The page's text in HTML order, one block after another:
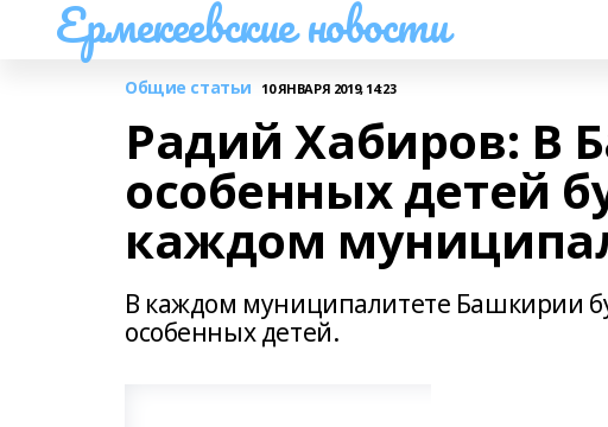
Ермекеевские новости
Общие статьи 10 ЯНВАРЯ 2019, 14:23
Радий Хабиров: В
особенных детей
каждом
В каждом муниципалитете Башкирии
особенных детей.